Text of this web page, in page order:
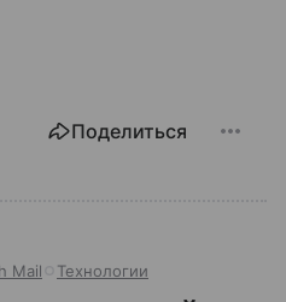
Поделиться
Mail Технологии